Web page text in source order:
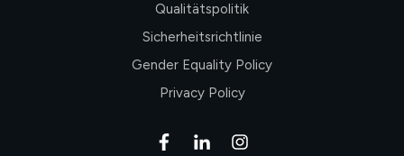
Qualitätspolitik
Sicherheitsrichtlinie
Gender Equality Policy
Privacy Policy